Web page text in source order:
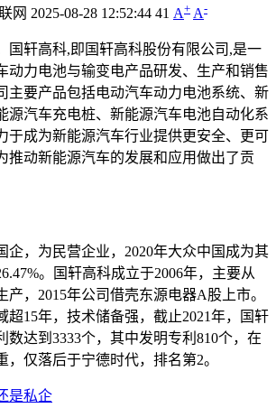
网 2025-08-28 12:52:44 41 A+ A-
国轩高科,即国轩高科股份有限公司,是一
动力电池与输变电产品研发、生产和销售
主要产品包括电动汽车动力电池系统、新
源汽车充电桩、新能源汽车电池自动化系
于成为新能源汽车行业提供更安全、更可
推动新能源汽车的发展和应用做出了贡
企，为民营企业，2020年大众中国成为其
。国轩高科成立于2006年，主要从
产，2015年公司借壳东源电器A股上市。
超15年，技术储备强，截止2021年，国轩
数达到3333个，其中发明专利810个，在
，仅落后于宁德时代，排名第2。
是私企